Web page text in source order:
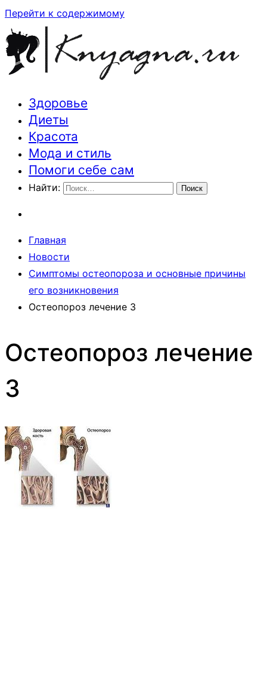
Перейти к содержимому
Траектория здоровья и красоты
Здоровье
Диеты
Красота
Мода и стиль
Помоги себе сам
Найти:
Главная
Новости
Симптомы остеопороза и основные причины
его возникновения
Остеопороз лечение 3
Остеопороз лечение
3